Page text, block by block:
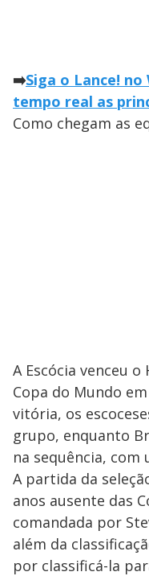
➡️Siga o Lance!
tempo real as
Como chegam as
A Escócia venceu
Copa do Mundo
vitória, os
grupo, enquanto
na sequência, com
A partida da
anos ausente das
comandada por
além da
por classificá-la